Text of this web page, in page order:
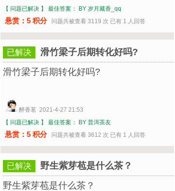
【 问题已解决 】
最佳答案： BY 岁月藏香_qq
悬赏：5 积分问题共被查看 3119 次 已有 1 人回答
已解决
滑竹梁子后期转化好吗?
滑竹梁子后期转化好吗?
醉香茗 2021-4-27 21:53
【 问题已解决 】
最佳答案： BY 普洱茶友
悬赏：5 积分问题共被查看 3612 次 已有 1 人回答
已解决
野生紫芽苞是什么茶？
野生紫芽苞是什么茶？